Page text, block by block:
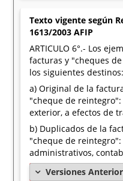
Texto vigente según
1613/2003 AFIP
ARTICULO 6°.- Los
facturas y "cheques
los siguientes destinos:
a) Original de la
"cheque de
exterior, a efectos de
b) Duplicados de la
"cheque de
administrativos,
Versiones